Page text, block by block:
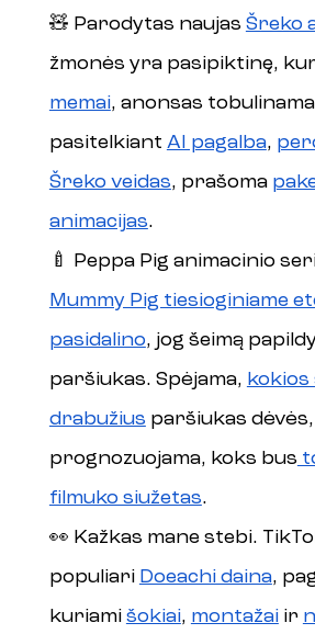
🧸 Parodytas naujas Šreko
žmonės yra pasipiktinę,
memai, anonsas
pasitelkiant AI pagalba,
Šreko veidas, prašoma
animacijas.
🍼 Peppa Pig animacinio
Mummy Pig tiesioginiame
pasidalino, jog šeimą
paršiukas. Spėjama, kokios
drabužius paršiukas dėvės,
prognozuojama, koks bus
filmuko siužetas.
👀 Kažkas mane stebi.
populiari Doeachi daina,
kuriami šokiai, montažai ir